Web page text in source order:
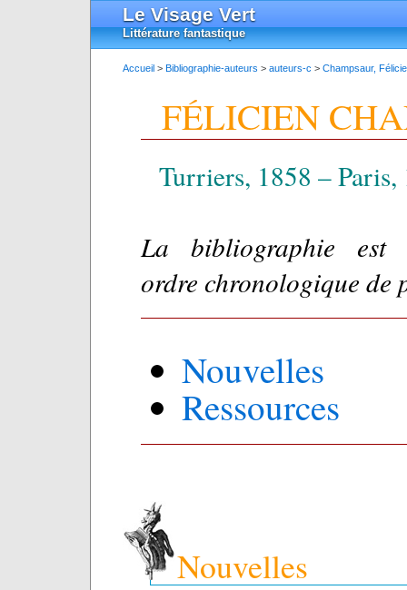
Le Visage Vert
Littérature fantastique
Accueil > Bibliographie-auteurs > auteurs-c > Champsaur,
FÉLICIEN
Turriers, 1858 – Paris,
La bibliographie est
ordre chronologique de
Nouvelles
Ressources
Nouvelles